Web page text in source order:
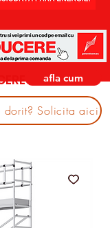
afla cum
dorit? Solicita aici